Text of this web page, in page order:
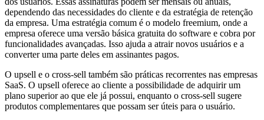
dependendo das necessidades do cliente e da estratégia de retenção
da empresa. Uma estratégia comum é o modelo freemium, onde a
empresa oferece uma versão básica gratuita do software e cobra por
funcionalidades avançadas. Isso ajuda a atrair novos usuários e a
converter uma parte deles em assinantes pagos.
O upsell e o cross-sell também são práticas recorrentes nas empresas
SaaS. O upsell oferece ao cliente a possibilidade de adquirir um
plano superior ao que ele já possui, enquanto o cross-sell sugere
produtos complementares que possam ser úteis para o usuário.